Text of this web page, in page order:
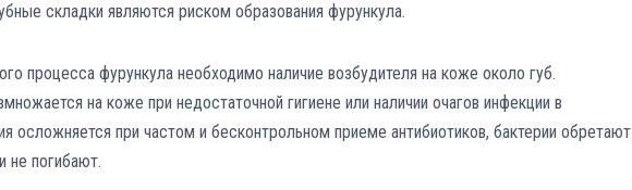
складки являются риском образования фурункула.
процесса фурункула необходимо наличие возбудителя на коже около губ.
на коже при недостаточной гигиене или наличии очагов инфекции в
осложняется при частом и бесконтрольном приеме антибиотиков, бактерии обретают
не погибают.